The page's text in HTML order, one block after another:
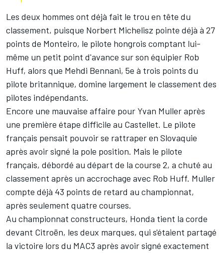
Les deux hommes ont déjà fait le trou en tête du
classement, puisque Norbert Michelisz pointe déjà à 27
points de Monteiro, le pilote hongrois comptant lui-
même un petit point d'avance sur son équipier Rob
Huff, alors que Mehdi Bennani, 5e à trois points du
pilote britannique, domine largement le classement des
pilotes indépendants.
Encore une mauvaise affaire pour Yvan Muller après
une première étape difficile au Castellet. Le pilote
français pensait pouvoir se rattraper en Slovaquie
après avoir signé la pole position. Mais le pilote
français, débordé au départ de la course 2, a chuté au
classement après un accrochage avec Rob Huff. Muller
compte déjà 43 points de retard au championnat,
après seulement quatre courses.
Au championnat constructeurs, Honda tient la corde
devant Citroën, les deux marques, qui s'étaient partagé
la victoire lors du MAC3 après avoir signé exactement